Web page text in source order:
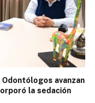
avanzan
la sedación